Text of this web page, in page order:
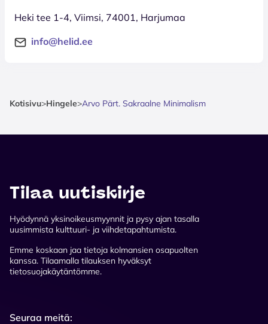
Heki tee 1-4, Viimsi, 74001, Harjumaa
info@helid.ee
Kotisivu>Hingele>Arvo Pärt. Sakraalne Minimalism
Tilaa uutiskirje
Hyödynnä yksinoikeusmyynnit ja pysy ajan tasalla
uusimmista kulttuuri- ja viihdetapahtumista.
Emme koskaan jaa tietoja kolmansien osapuolten
kanssa. Tilaamalla tilauksen hyväksyt
tietosuojakäytäntömme.
Seuraa meitä: